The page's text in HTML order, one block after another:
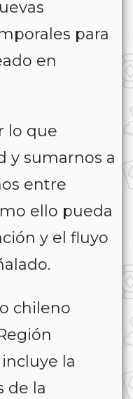
para
en
lo que
y sumarnos a
entre
ello pueda
y el fluyo
chileno
la
de la